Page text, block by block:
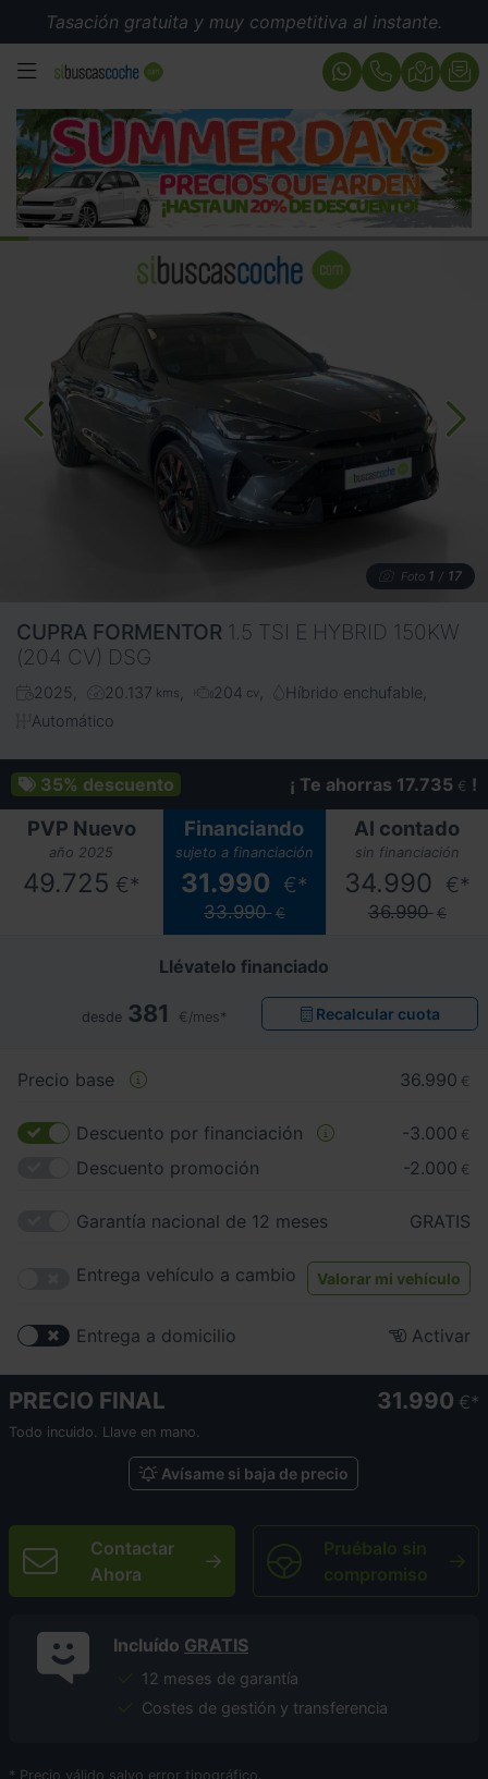
Tasación gratuita y muy competitiva al instante.
MENÚ
Foto 1 / 17
CUPRA FORMENTOR 1.5 TSI E HYBRID 150KW
(204 CV) DSG
2025 20.137 kms 204 cv
Híbrido enchufable
Automático
35% descuento ¡ Te ahorras 17.735 € !
PVP Nuevo
año 2025
49.725 €*
Financiando
sujeto a financiación
31.990 €*
33.990 €
Al contado
sin financiación
34.990 €*
36.990 €
Llévatelo financiado
desde 381 €/mes* Recalcular cuota
Precio base 36.990 €
Descuento por financiación -3.000 €
Descuento promoción -2.000 €
Garantía nacional de 12 meses GRATIS
Entrega vehículo a cambio Valorar mi vehículo
Entrega a domicilio Activar
PRECIO FINAL 31.990 €
Todo incuido. Llave en mano.
Avísame si baja de precio
Contactar
Ahora
Pruébalo sin
compromiso
Incluído GRATIS
12 meses de garantía
Costes de gestión y transferencia
* Precio válido salvo error tipográfico.